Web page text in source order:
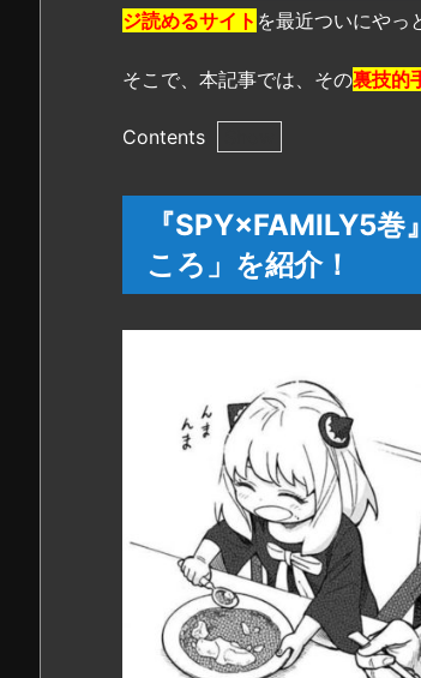
ジ読めるサイト を最近ついにやっ
そこで、本記事では、その裏技的
Contents
『S
P
Y
×
を
全
無
『SPY×FAMILY5
ころ」を紹介！